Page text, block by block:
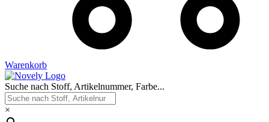
Warenkorb
Suche nach Stoff, Artikelnummer, Farbe...
×